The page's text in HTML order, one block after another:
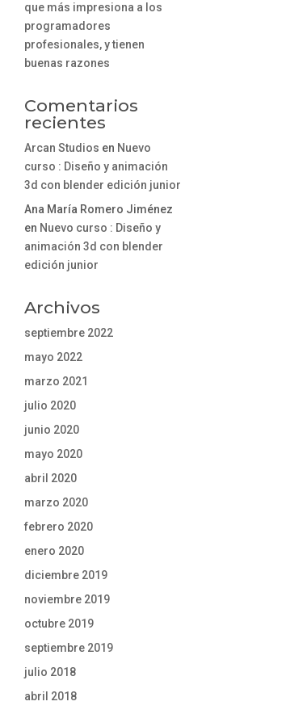
que más impresiona a los
programadores
profesionales, y tienen
buenas razones
Comentarios
recientes
Arcan Studios en Nuevo
curso : Diseño y animación
3d con blender edición junior
Ana María Romero Jiménez
en Nuevo curso : Diseño y
animación 3d con blender
edición junior
Archivos
septiembre 2022
mayo 2022
marzo 2021
julio 2020
junio 2020
mayo 2020
abril 2020
marzo 2020
febrero 2020
enero 2020
diciembre 2019
noviembre 2019
octubre 2019
septiembre 2019
julio 2018
abril 2018